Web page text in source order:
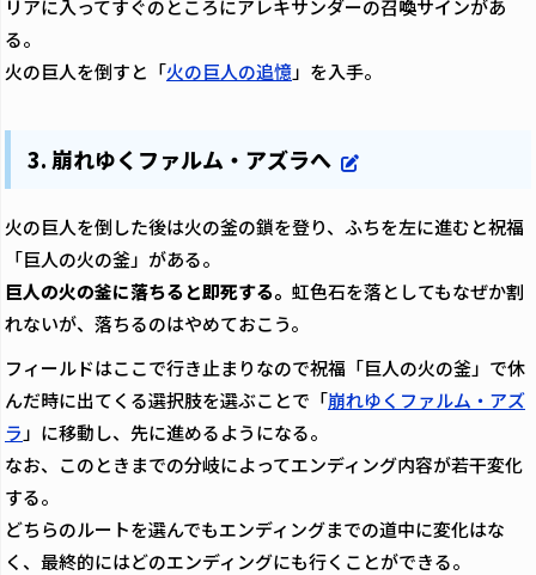
リアに入ってすぐのところにアレキサンダーの召喚サインがあ
る。
火の巨人を倒すと「火の巨人の追憶」を入手。
3. 崩れゆくファルム・アズラへ
火の巨人を倒した後は火の釜の鎖を登り、ふちを左に進むと祝福
「巨人の火の釜」がある。
巨人の火の釜に落ちると即死する。 虹色石を落としてもなぜか割
れないが、落ちるのはやめておこう。
フィールドはここで行き止まりなので祝福「巨人の火の釜」で休
んだ時に出てくる選択肢を選ぶことで「崩れゆくファルム・アズ
ラ 」に移動し、先に進めるようになる。
なお、このときまでの分岐によってエンディング内容が若干変化
する。
どちらのルートを選んでもエンディングまでの道中に変化はな
く、最終的にはどのエンディングにも行くことができる。